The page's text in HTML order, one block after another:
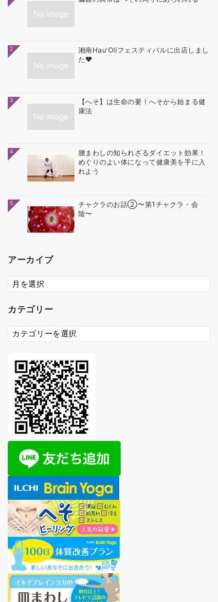
2
湘南Hau'Oliフェスティバルに出店しまし
た❤
3
【へそ】は生命の要！へそから始まる健
康法
4
腰まわしの知られざるダイエット効果！
めぐりのよい体になって健康美を手に入
れよう
5
チャクラのお話②〜第1チャクラ・会
陰〜
アーカイブ
ア
ー
イ
カテゴリー
カ
テ